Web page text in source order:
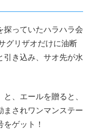
探っていたハラハラ会
グリザオだけに油断
引き込み、サオ先が水
、エールを贈ると、
まされワンマンステー
ゲット！